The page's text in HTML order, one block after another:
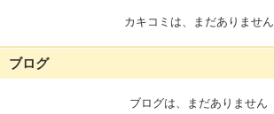
カキコミは、まだありません
ブログ
ブログは、まだありません